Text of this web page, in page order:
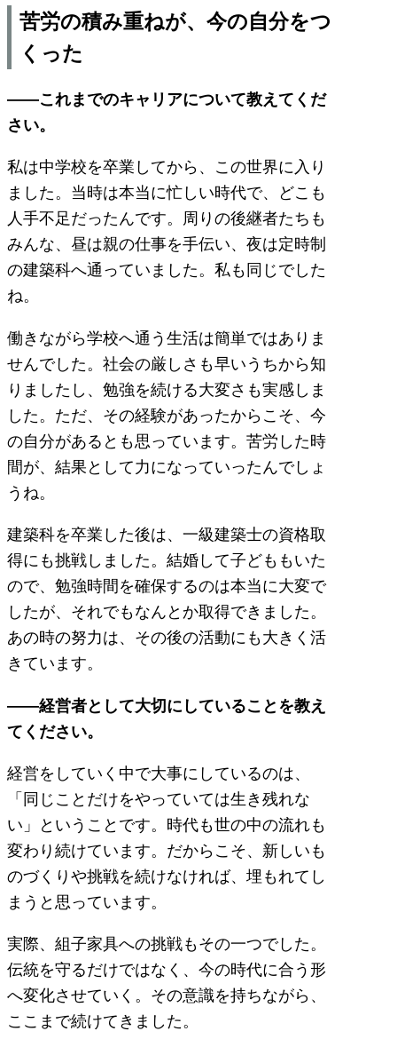
苦労の積み重ねが、今の自分をつ
くった
――これまでのキャリアについて教えてくだ
さい。
私は中学校を卒業してから、この世界に入り
ました。当時は本当に忙しい時代で、どこも
人手不足だったんです。周りの後継者たちも
みんな、昼は親の仕事を手伝い、夜は定時制
の建築科へ通っていました。私も同じでした
ね。
働きながら学校へ通う生活は簡単ではありま
せんでした。社会の厳しさも早いうちから知
りましたし、勉強を続ける大変さも実感しま
した。ただ、その経験があったからこそ、今
の自分があるとも思っています。苦労した時
間が、結果として力になっていったんでしょ
うね。
建築科を卒業した後は、一級建築士の資格取
得にも挑戦しました。結婚して子どももいた
ので、勉強時間を確保するのは本当に大変で
したが、それでもなんとか取得できました。
あの時の努力は、その後の活動にも大きく活
きています。
――経営者として大切にしていることを教え
てください。
経営をしていく中で大事にしているのは、
「同じことだけをやっていては生き残れな
い」ということです。時代も世の中の流れも
変わり続けています。だからこそ、新しいも
のづくりや挑戦を続けなければ、埋もれてし
まうと思っています。
実際、組子家具への挑戦もその一つでした。
伝統を守るだけではなく、今の時代に合う形
へ変化させていく。その意識を持ちながら、
ここまで続けてきました。